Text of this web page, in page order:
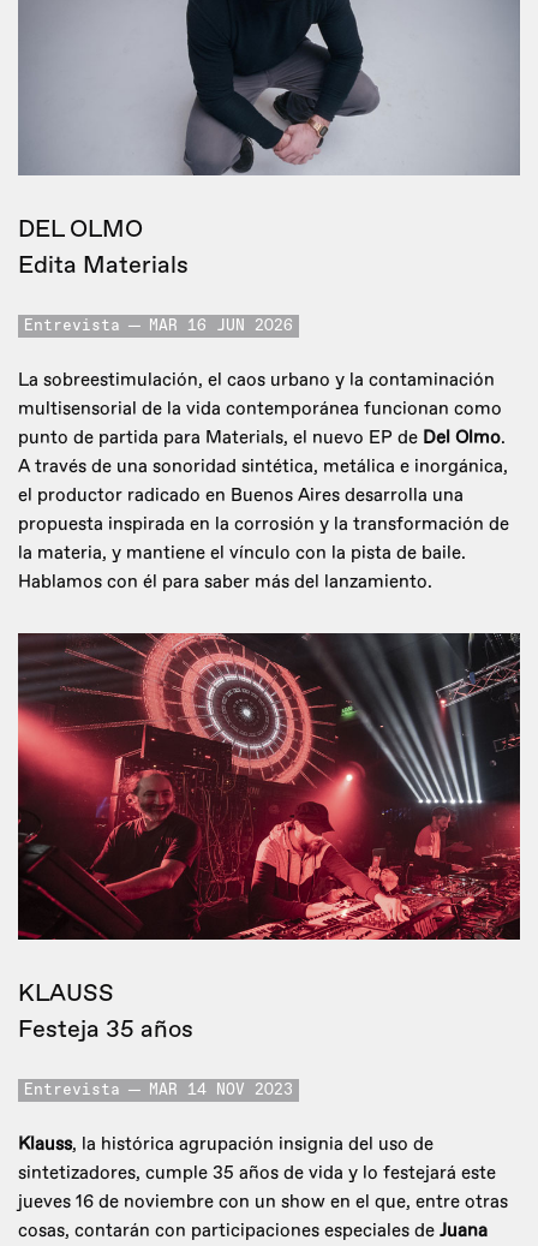
DEL OLMO
Edita Materials
Entrevista MAR 16 JUN 2026
La sobreestimulación, el caos urbano y la contaminación
multisensorial de la vida contemporánea funcionan como
punto de partida para Materials, el nuevo EP de Del Olmo.
A través de una sonoridad sintética, metálica e inorgánica,
el productor radicado en Buenos Aires desarrolla una
propuesta inspirada en la corrosión y la transformación de
la materia, y mantiene el vínculo con la pista de baile.
Hablamos con él para saber más del lanzamiento.
KLAUSS
Festeja 35 años
Entrevista MAR 14 NOV 2023
Klauss, la histórica agrupación insignia del uso de
sintetizadores, cumple 35 años de vida y lo festejará este
jueves 16 de noviembre con un show en el que, entre otras
cosas, contarán con participaciones especiales de Juana